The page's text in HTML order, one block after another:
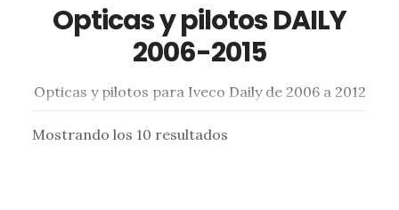
Opticas y pilotos DAILY
2006-2015
Opticas y pilotos para Iveco Daily de 2006 a 2012
Mostrando los 10 resultados